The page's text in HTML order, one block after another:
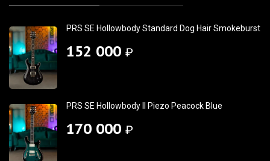
PRS SE Hollowbody Standard Dog Hair Smokeburst
152 000 ₽
PRS SE Hollowbody II Piezo Peacock Blue
170 000 ₽